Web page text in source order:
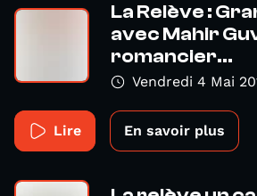
La Relève :
avec Mahir
romancier...
Vendredi 4 Mai
Lire En savoir plus